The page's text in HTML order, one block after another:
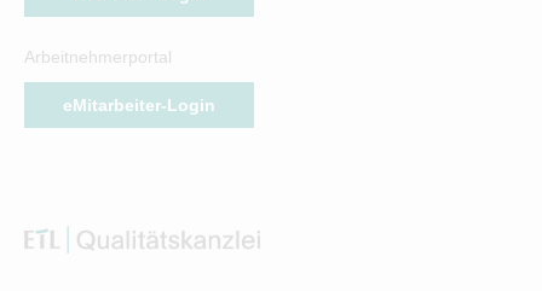
Arbeitnehmerportal
eMitarbeiter-Login